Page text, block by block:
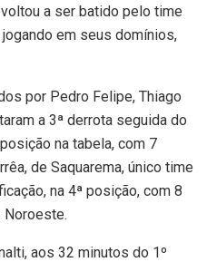
a ser batido pelo time
em seus domínios,
por Pedro Felipe, Thiago
a 3ª derrota seguida do
na tabela, com 7
de Saquarema, único time
na 4ª posição, com 8
Noroeste.
aos 32 minutos do 1º